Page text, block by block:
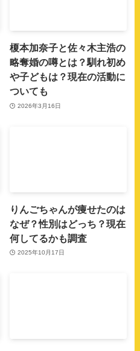
榎本加奈子と佐々木主浩の
略奪婚の噂とは？馴れ初め
や子どもは？現在の活動に
ついても
2026年3月16日
りんごちゃんが痩せたのは
なぜ？性別はどっち？現在
何してるかも調査
2025年10月17日